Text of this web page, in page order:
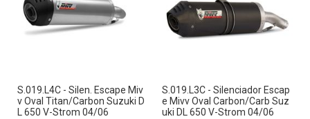
S.019.L4C - Silen. Escape Miv
v Oval Titan/Carbon Suzuki D
L 650 V-Strom 04/06
S.019.L3C - Silenciador Escap
e Mivv Oval Carbon/Carb Suz
uki DL 650 V-Strom 04/06